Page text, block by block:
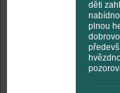
děti
plnou